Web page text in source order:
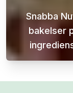
Snabba
bakelser